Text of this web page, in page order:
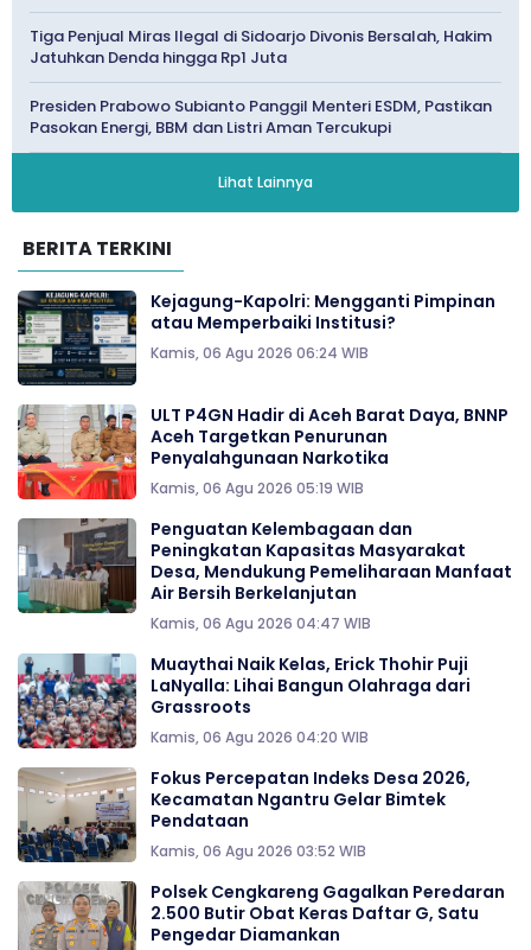
Tiga Penjual Miras Ilegal di Sidoarjo Divonis Bersalah, Hakim
Jatuhkan Denda hingga Rp1 Juta
Presiden Prabowo Subianto Panggil Menteri ESDM, Pastikan
Pasokan Energi, BBM dan Listri Aman Tercukupi
Lihat Lainnya
BERITA TERKINI
Kejagung-Kapolri: Mengganti Pimpinan
atau Memperbaiki Institusi?
Kamis, 06 Agu 2026 06:24 WIB
ULT P4GN Hadir di Aceh Barat Daya, BNNP
Aceh Targetkan Penurunan
Penyalahgunaan Narkotika
Kamis, 06 Agu 2026 05:19 WIB
Penguatan Kelembagaan dan
Peningkatan Kapasitas Masyarakat
Desa, Mendukung Pemeliharaan Manfaat
Air Bersih Berkelanjutan
Kamis, 06 Agu 2026 04:47 WIB
Muaythai Naik Kelas, Erick Thohir Puji
LaNyalla: Lihai Bangun Olahraga dari
Grassroots
Kamis, 06 Agu 2026 04:20 WIB
Fokus Percepatan Indeks Desa 2026,
Kecamatan Ngantru Gelar Bimtek
Pendataan
Kamis, 06 Agu 2026 03:52 WIB
Polsek Cengkareng Gagalkan Peredaran
2.500 Butir Obat Keras Daftar G, Satu
Pengedar Diamankan